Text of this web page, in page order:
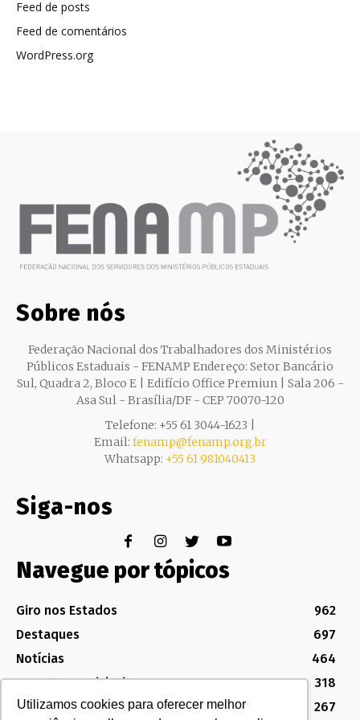
Utilizamos cookies para oferecer melhor
Feed de posts
Feed de comentários
WordPress.org
Sobre nós
Federação Nacional dos Trabalhadores dos Ministérios
Públicos Estaduais - FENAMP Endereço: Setor Bancário
Sul, Quadra 2, Bloco E | Edifício Office Premiun | Sala 206 -
Asa Sul - Brasília/DF - CEP 70070-120
Telefone: +55 61 3044-1623 |
Email: fenamp@fenamp.org.br
Whatsapp: +55 61 981040413
Siga-nos
Navegue por tópicos
Giro nos Estados
962
Destaques
697
Notícias
464
Assuntos Legislativos
318
Política Sindical e Institucional
267